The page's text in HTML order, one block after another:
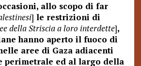
allo scopo di far
] le restrizioni di
della Striscia a loro interdette],
hanno aperto il fuoco di
aree di Gaza adiacenti
perimetrale ed al largo della